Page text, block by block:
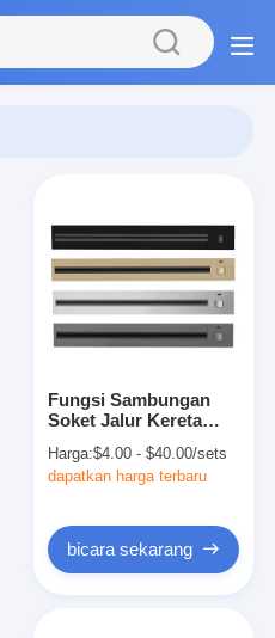
Fungsi Sambungan
Soket Jalur Kereta
Sertifikasi CCC
Harga:$4.00 - $40.00/sets
dapatkan harga terbaru
bicara sekarang